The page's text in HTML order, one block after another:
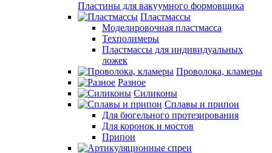
Пластины для вакуумного формовщика
Пластмассы
Моделировочная пластмасса
Техполимеры
Пластмассы для индивидуальных
ложек
Проволока, кламеры
Разное
Силиконы
Сплавы и припои
Для бюгельного протезирования
Для коронок и мостов
Припои